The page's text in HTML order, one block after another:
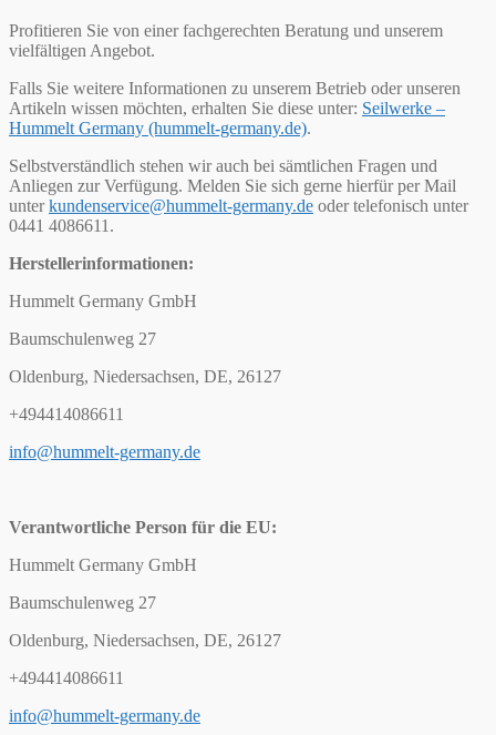
Profitieren Sie von einer fachgerechten Beratung und unserem
vielfältigen Angebot.
Falls Sie weitere Informationen zu unserem Betrieb oder unseren
Artikeln wissen möchten, erhalten Sie diese unter: Seilwerke –
Hummelt Germany (hummelt-germany.de).
Selbstverständlich stehen wir auch bei sämtlichen Fragen und
Anliegen zur Verfügung. Melden Sie sich gerne hierfür per Mail
unterkundenservice@hummelt-germany.de oder telefonisch unter
0441 4086611.
Herstellerinformationen:
Hummelt Germany GmbH
Baumschulenweg 27
Oldenburg, Niedersachsen, DE, 26127
+494414086611
info@hummelt-germany.de
Verantwortliche Person für die EU:
Hummelt Germany GmbH
Baumschulenweg 27
Oldenburg, Niedersachsen, DE, 26127
+494414086611
info@hummelt-germany.de